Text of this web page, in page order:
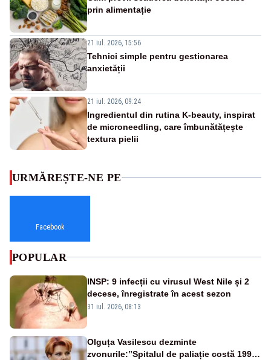
prin alimentație
21 iul. 2026, 15:56
Tehnici simple pentru gestionarea
anxietății
21 iul. 2026, 09:24
Ingredientul din rutina K-beauty, inspirat
de microneedling, care îmbunătățește
textura pielii
URMĂREȘTE-NE PE
Facebook
POPULAR
INSP: 9 infecții cu virusul West Nile și 2
decese, înregistrate în acest sezon
31 iul. 2026, 08:13
Olguța Vasilescu dezminte
zvonurile:”Spitalul de paliație costă 199